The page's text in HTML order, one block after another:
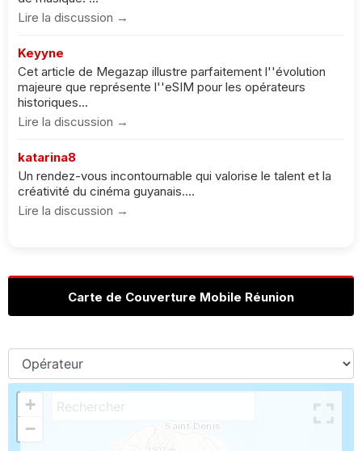
Lire la discussion →
Keyyne
Cet article de Megazap illustre parfaitement l''évolution
majeure que représente l''eSIM pour les opérateurs
historiques...
Lire la discussion →
katarina8
Un rendez-vous incontournable qui valorise le talent et la
créativité du cinéma guyanais....
Lire la discussion →
Carte de Couverture Mobile Réunion